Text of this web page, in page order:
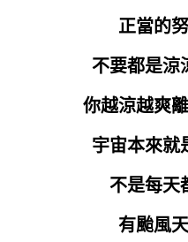
正當的
不要都是涼
你越涼越爽
宇宙本來就
不是每天
有颱風